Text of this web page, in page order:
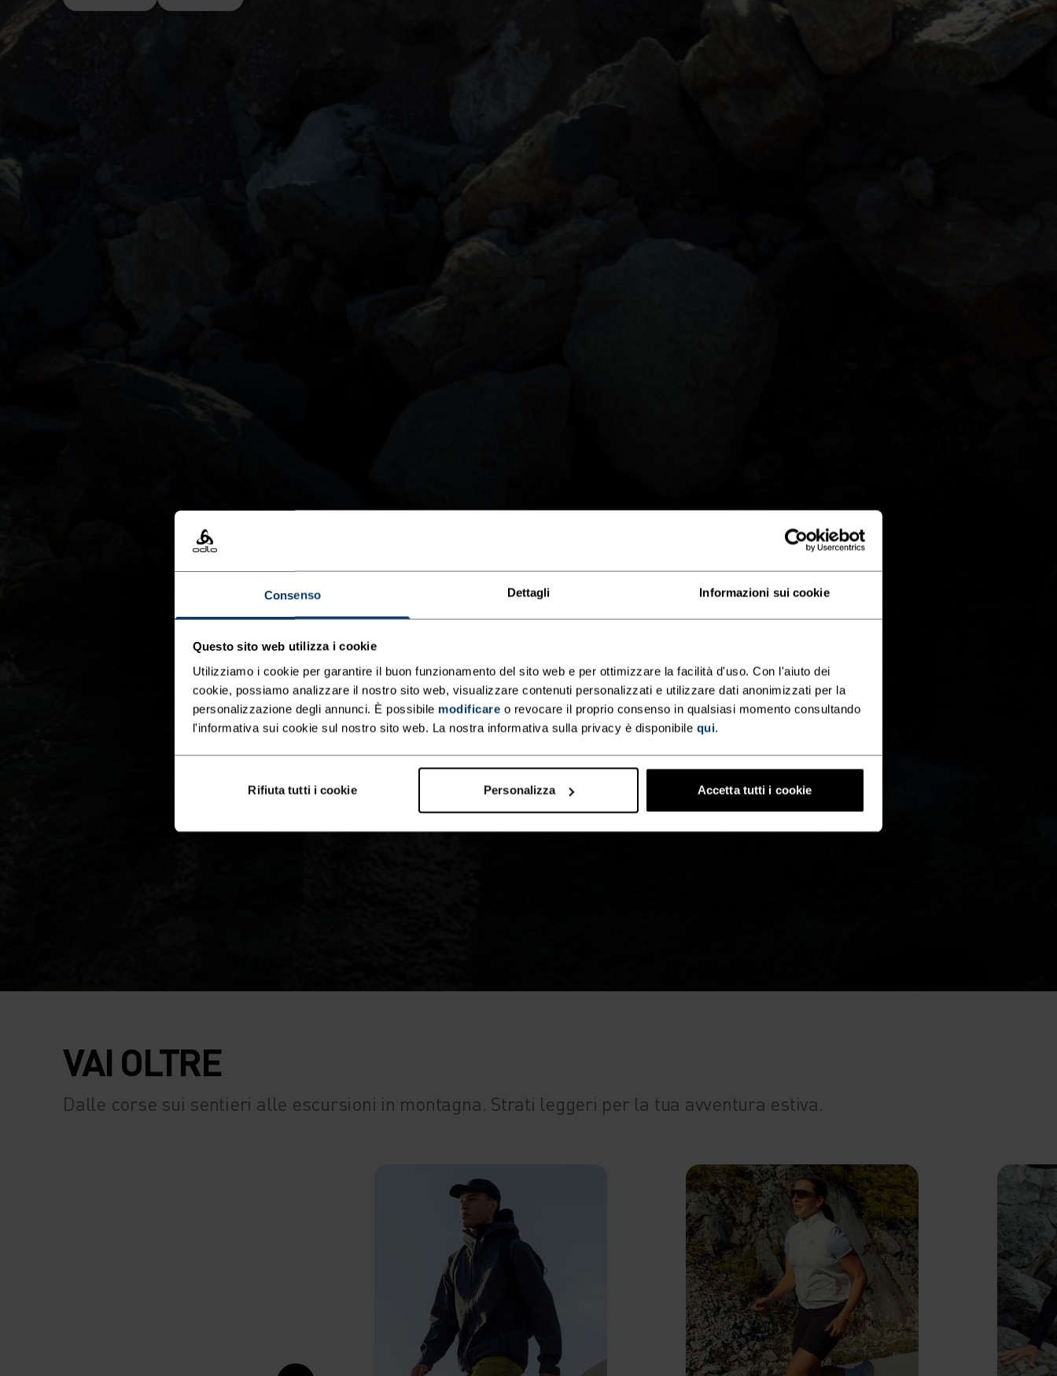
Consenso Dettagli Informazioni sui cookie
Questo sito web utilizza i cookie
Utilizziamo i cookie per garantire il buon funzionamento del sito web e per ottimizzare la facilità d'uso. Con l'aiuto dei
cookie, possiamo analizzare il nostro sito web, visualizzare contenuti personalizzati e utilizzare dati anonimizzati per la
personalizzazione degli annunci. È possibile modificare o revocare il proprio consenso in qualsiasi momento consultando
l'informativa sui cookie sul nostro sito web. La nostra informativa sulla privacy è disponibile qui.
Rifiuta tutti i cookie Personalizza Accetta tutti i cookie
VAI OLTRE
Dalle corse sui sentieri alle escursioni in montagna. Strati leggeri per la tua avventura estiva.